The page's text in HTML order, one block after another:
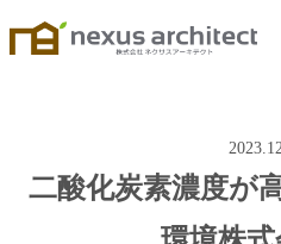
二酸化炭素濃度が